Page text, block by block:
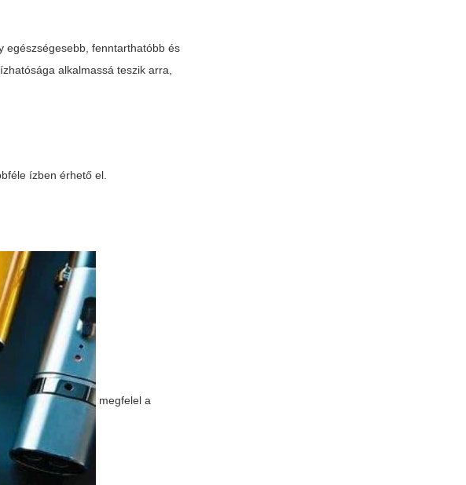
egészségesebb, fenntarthatóbb és
alkalmassá teszik arra,
ízben érhető el.
megfelel a